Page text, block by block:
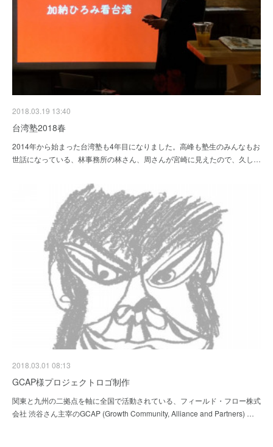
2018.03.19 13:40
台湾塾2018春
2014年から始まった台湾塾も4年目になりました。高峰も塾生のみんなもお
世話になっている、林事務所の林さん、周さんが宮崎に見えたので、久し…
2018.03.01 08:13
GCAP様プロジェクトロゴ制作
関東と九州の二拠点を軸に全国で活動されている、フィールド・フロー株式
会社 渋谷さん主宰のGCAP (Growth Community, Alliance and Partners) …